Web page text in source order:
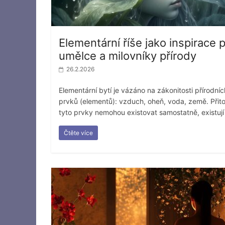
Elementární říše jako inspirace
umělce a milovníky přírody
26.2.2026
Elementární bytí je vázáno na zákonitosti
prvků (elementů): vzduch, oheň, voda, země.
tyto prvky nemohou existovat samostatně, existují
Čtěte více